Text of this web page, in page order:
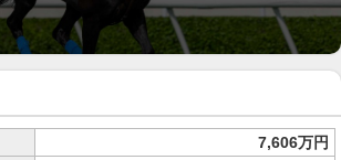
7,606万円